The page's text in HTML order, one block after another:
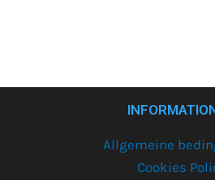
Allgemeine
Cookies